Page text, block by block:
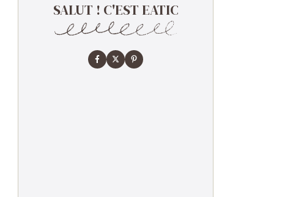
SALUT ! C'EST EATIC